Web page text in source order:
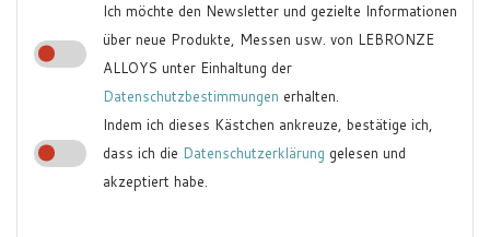
Ich möchte den Newsletter und gezielte Informationen
über neue Produkte, Messen usw. von LEBRONZE
ALLOYS unter Einhaltung der
Datenschutzbestimmungen erhalten.
Indem ich dieses Kästchen ankreuze, bestätige ich,
dass ich die Datenschutzerklärung gelesen und
akzeptiert habe.